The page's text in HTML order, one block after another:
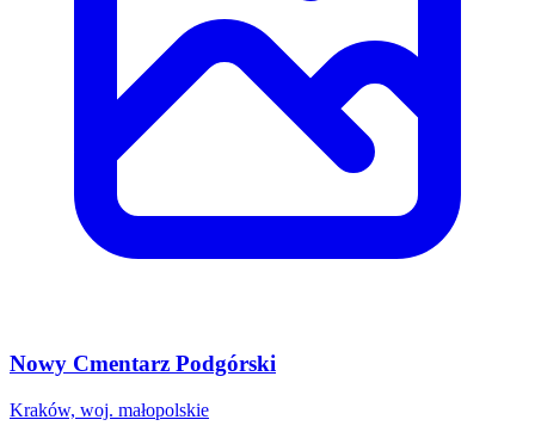
Nowy Cmentarz Podgórski
Kraków, woj. małopolskie